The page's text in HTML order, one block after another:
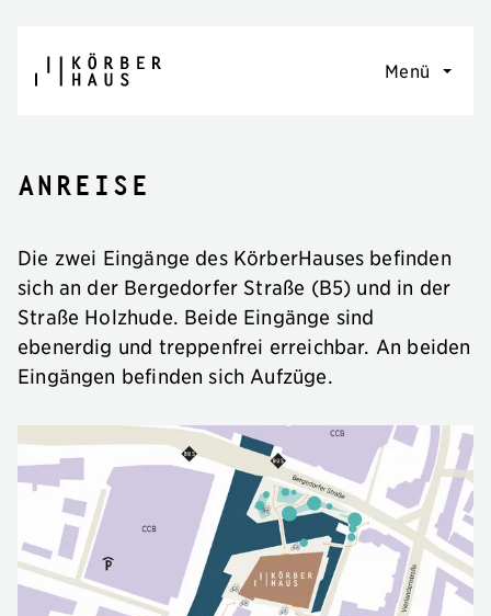
Menü
Anreise
Die zwei Eingänge des KörberHauses befinden
sich an der Bergedorfer Straße (B5) und in der
Straße Holzhude. Beide Eingänge sind
ebenerdig und treppenfrei erreichbar. An beiden
Eingängen befinden sich Aufzüge.